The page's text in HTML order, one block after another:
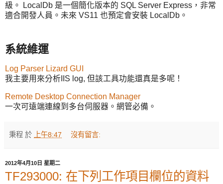
級。 LocalDb 是一個簡化版本的 SQL Server Express，非常
適合開發人員。未來 VS11 也預定會安裝 LocalDb。
系統維運
Log Parser Lizard GUI
我主要用來分析IIS log, 但該工具功能還真是多呢！
Remote Desktop Connection Manager
一次可遠端連線到多台伺服器。網管必備。
秉程 於 上午8:47 沒有留言:
2012年4月10日 星期二
TF293000: 在下列工作項目欄位的資料